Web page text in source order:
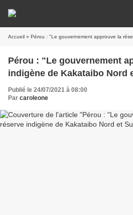
Accueil » Pérou : "Le gouvernement approuve la
Pérou : "Le gouvernement
indigène de Kakataibo Nord
Publié le 24/07/2021 à 08:00
Par caroleone